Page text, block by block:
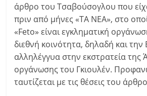
άρθρο του Τσαβούσογλου που
πριν από μήνες «ΤΑ ΝΕΑ», στο
«Feto» είναι εγκληματική
διεθνή κοινότητα, δηλαδή και την
αλληλέγγυα στην εκστρατεία της
οργάνωσης του Γκιουλέν.
ταυτίζεται με τις θέσεις του